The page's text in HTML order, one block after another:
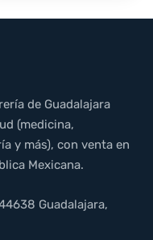
de Guadalajara
(medicina,
y más), con venta en
Mexicana.
Guadalajara,